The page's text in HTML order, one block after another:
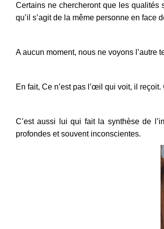
Certains ne chercheront que les
qu’il s’agit de la même personne en face
A aucun moment, nous ne voyons l’autre
En fait, Ce n’est pas l’œil qui voit, il reçoit.
C’est aussi lui qui fait la synthèse de
profondes et souvent inconscientes.